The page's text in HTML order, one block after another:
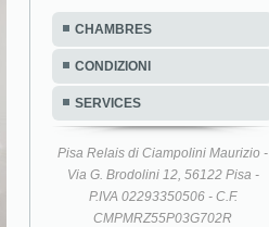
CHAMBRES
CONDIZIONI
SERVICES
Pisa Relais di Ciampolini Maurizio -
Via G. Brodolini 12, 56122 Pisa -
P.IVA 02293350506 - C.F.
CMPMRZ55P03G702R